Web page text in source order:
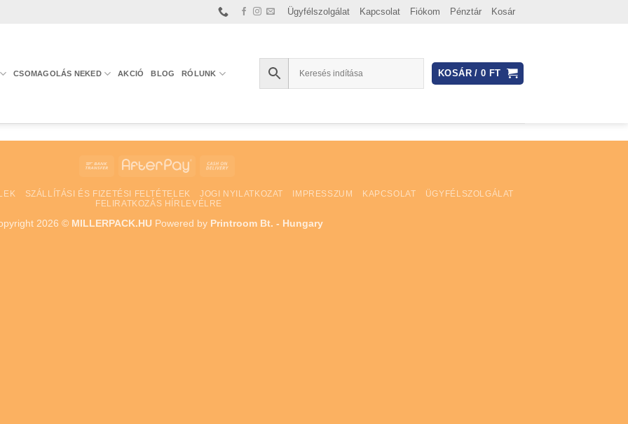
Ügyfélszolgálat Kapcsolat Fiókom Pénztár Kosár
CSOMAGOLÁS NEKED AKCIÓ BLOG RÓLUNK KOSÁR /0 FT
Bank
AfterPay
Delivery
SZÁLLÍTÁSI ÉS FIZETÉSI FELTÉTELEK JOGI NYILATKOZAT IMPRESSZUM KAPCSOLAT
ÜGYFÉLSZOLGÁLAT
FELIRATKOZÁS HÍRLEVÉLRE
2026 © MILLERPACK.HU Powered by Printroom Bt. - Hungary